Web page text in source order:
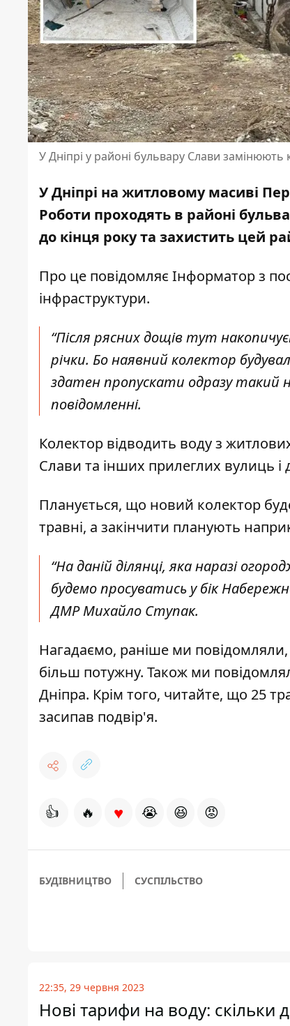
У Дніпрі у районі бульвару Слави замінюють
У Дніпрі на житловому масиві
Роботи проходять в районі
до кінця року та захистить цей
Про це повідомляє Інформатор з
інфраструктури.
“Після рясних дощів тут
річки. Бо наявний колектор
здатен пропускати одразу такий
повідомленні.
Колектор відводить воду з
Слави та інших прилеглих вулиць і
Планується, що новий колектор
травні, а закінчити планують
“На даній ділянці, яка наразі
будемо просуватись у бік
ДМР Михайло Ступак.
Нагадаємо, раніше ми
більш потужну. Також ми
Дніпра. Крім того, читайте, що 25
засипав подвір'я.
👍 🔥 ♥ 😭 😆 😡
БУДІВНИЦТВО СУСПІЛЬСТВО
22:35, 29 червня 2023
Нові тарифи на воду: